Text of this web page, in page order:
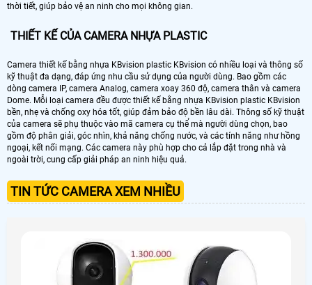
thời tiết, giúp bảo vệ an ninh cho mọi không gian.
THIẾT KẾ CỦA CAMERA NHỰA PLASTIC
Camera thiết kế bằng nhựa KBvision plastic KBvision có nhiều loại và thông số
kỹ thuật đa dạng, đáp ứng nhu cầu sử dụng của người dùng. Bao gồm các
dòng camera IP, camera Analog, camera xoay 360 độ, camera thân và camera
Dome. Mỗi loại camera đều được thiết kế bằng nhựa KBvision plastic KBvision
bền, nhẹ và chống oxy hóa tốt, giúp đảm bảo độ bền lâu dài. Thông số kỹ thuật
của camera sẽ phụ thuộc vào mã camera cụ thể mà người dùng chọn, bao
gồm độ phân giải, góc nhìn, khả năng chống nước, và các tính năng như hồng
ngoại, kết nối mạng. Các camera này phù hợp cho cả lắp đặt trong nhà và
ngoài trời, cung cấp giải pháp an ninh hiệu quả.
TIN TỨC CAMERA XEM NHIỀU